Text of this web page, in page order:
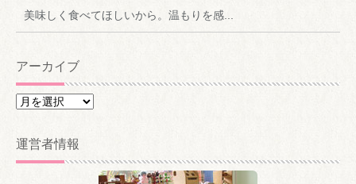
美味しく食べてほしいから。温もりを感...
アーカイブ
ア
カ
イ
運営者情報